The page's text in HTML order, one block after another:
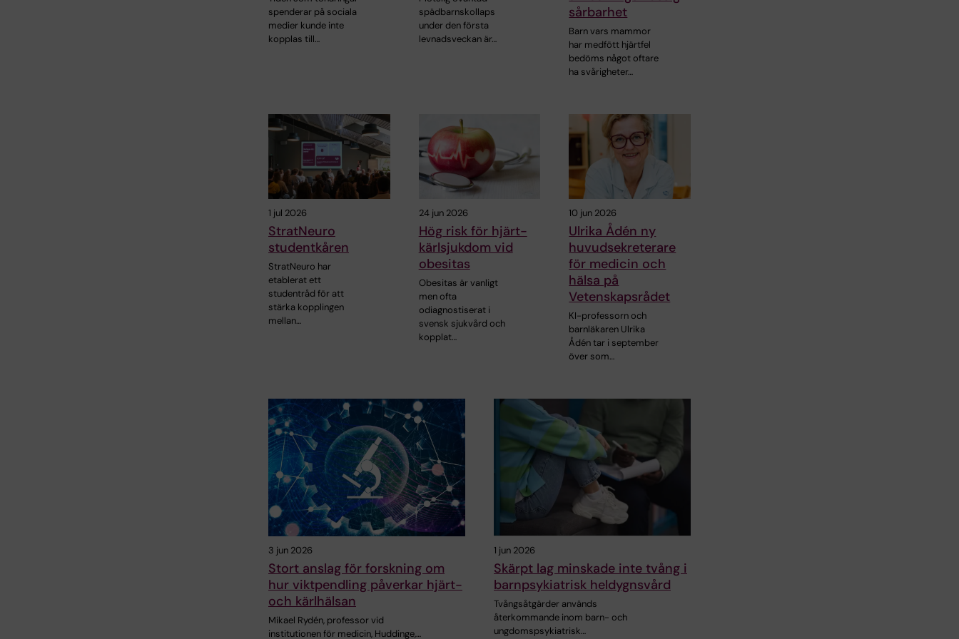
spenderar på sociala
medier kunde inte
kopplas till…
spädbarnskollaps
under den första
levnadsveckan är…
sårbarhet
Barn vars mammor
har medfött hjärtfel
bedöms något oftare
ha svårigheter…
1 jul 2026
StratNeuro
studentkåren
StratNeuro har
etablerat ett
studentråd för att
stärka kopplingen
mellan…
24 jun 2026
Hög risk för hjärt-
kärlsjukdom vid
obesitas
Obesitas är vanligt
men ofta
odiagnostiserat i
svensk sjukvård och
kopplat…
10 jun 2026
Ulrika Ådén ny
huvudsekreterare
för medicin och
hälsa på
Vetenskapsrådet
KI-professorn och
barnläkaren Ulrika
Ådén tar i september
över som…
3 jun 2026
Stort anslag för forskning om
hur viktpendling påverkar hjärt-
och kärlhälsan
Mikael Rydén, professor vid
institutionen för medicin, Huddinge,…
1 jun 2026
Skärpt lag minskade inte tvång i
barnpsykiatrisk heldygnsvård
Tvångsåtgärder används
återkommande inom barn- och
ungdomspsykiatrisk…